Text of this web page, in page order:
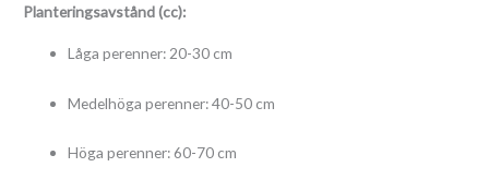
Planteringsavstånd (cc):
Låga perenner: 20-30 cm
Medelhöga perenner: 40-50 cm
Höga perenner: 60-70 cm